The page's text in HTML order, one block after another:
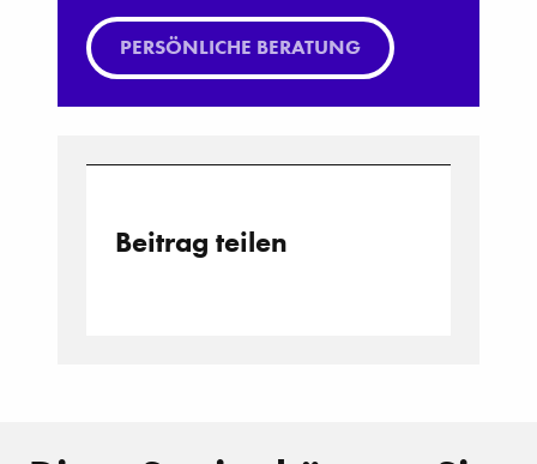
PERSÖNLICHE BERATUNG
Beitrag teilen